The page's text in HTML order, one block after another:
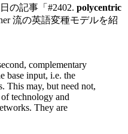
の記事「#2402. polycentric
流の英語変種モデルを紹
complementary
base input, i.e. the
This may, but need not,
technology and
They are